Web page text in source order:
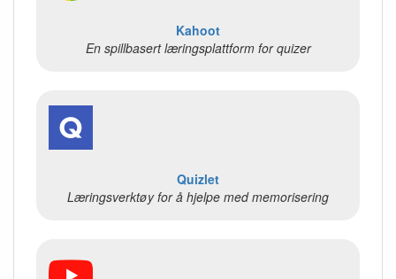
Kahoot
En spillbasert læringsplattform for quizer
Quizlet
Læringsverktøy for å hjelpe med memorisering